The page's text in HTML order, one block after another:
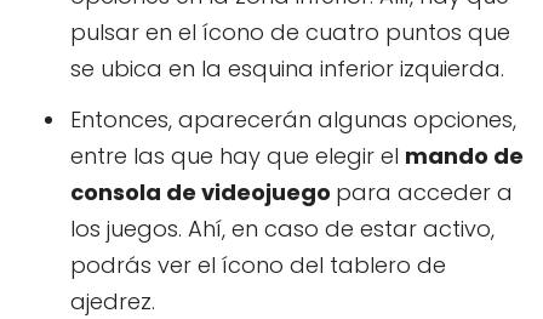
pulsar en el ícono de cuatro puntos que
se ubica en la esquina inferior izquierda.
Entonces, aparecerán algunas opciones,
entre las que hay que elegir el mando de
consola de videojuego para acceder a
los juegos. Ahí, en caso de estar activo,
podrás ver el ícono del tablero de
ajedrez.